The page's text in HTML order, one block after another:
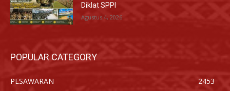
Diklat SPPI
Agustus 4, 2026
POPULAR CATEGORY
PESAWARAN
2453